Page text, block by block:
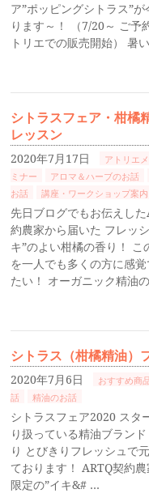
ア”ポッピングシトラス”
ります～！ （7/20～ ご予
トリエでの販売開始） 暑
シトラスフェア・柑橘
レッスン
2020年7月17日 アトリエ
ミナー
アロマ＆ハーブのお話
お話
講座・ワークショップ案内
先日ブログでもお伝えし
約農家から届いた フレッ
キ”のよい柑橘の香り！ こ
を一人でも多くの方に感
たい！ オーガニック精油
シトラス（柑橘精油）
2020年7月6日 おすすめ商
話
精油のお話
シトラスフェア2020 スタ
り扱っている精油ブラン
り とびきりフレッシュで
ております！ ARTQ契約
限定の”イキ&# …